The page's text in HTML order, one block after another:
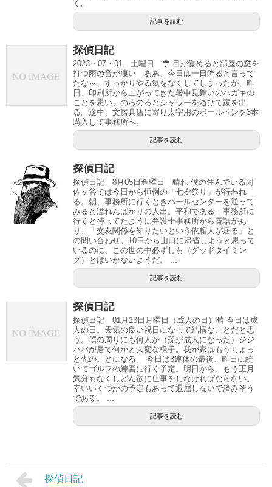
く。
記事を読む
探偵日記
2023・07・01 土曜日 ☂ 目が覚めると部屋の窓を
打つ雨の音が凄い。ああ、今日は一日降ると言って
たな～、すっかりやる気をなくしてしまったが、昨
日、印刷所から上がってきた暑中見舞いのハガキの
ことを思い、のろのろとシャワーを浴びて家を出
る。途中、文房具店に寄り太字用のボールペンを3本
購入して事務所へ。
記事を読む
探偵日記
探偵日記 8月05日金曜日 晴れ 僕の住んでいる阿
佐ヶ谷では今日から恒例の「七夕祭り」が行われ
る。朝、事務所に行くときパールセンターを通って
みると溢れんばかりの人出。平和である。事務所に
行くと待ってたように弁護士事務所から電話があ
り、「交友関係を知りたいという依頼人が居る」と
の問い合わせ。10日から山口に帰省しようと思って
いるのに、この世の中必ずしも（グッドタイミン
グ）とはいかないようだ。 ...
記事を読む
探偵日記
探偵日記 01月13日月曜日（成人の日）晴 今日は成
人の日。天気の良い祝日になって結構なことだと思
う。僕の周りにも何人か（孫が成人になった）ジジ
ババが居て何かと大変な様子。我が家はもうちょっ
と先のことになる。 今日は3連休の最後、昨日に続
いてゴルフの練習に行く予定。明日から、もう正月
気分もなくしどん欲に仕事をしなければならない。
幸いいくつかの予定もあって退屈しないで済みそう
である。 ...
記事を読む
探偵日記